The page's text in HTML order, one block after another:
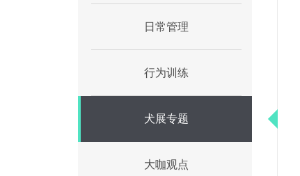
日常管理
行为训练
犬展专题
大咖观点